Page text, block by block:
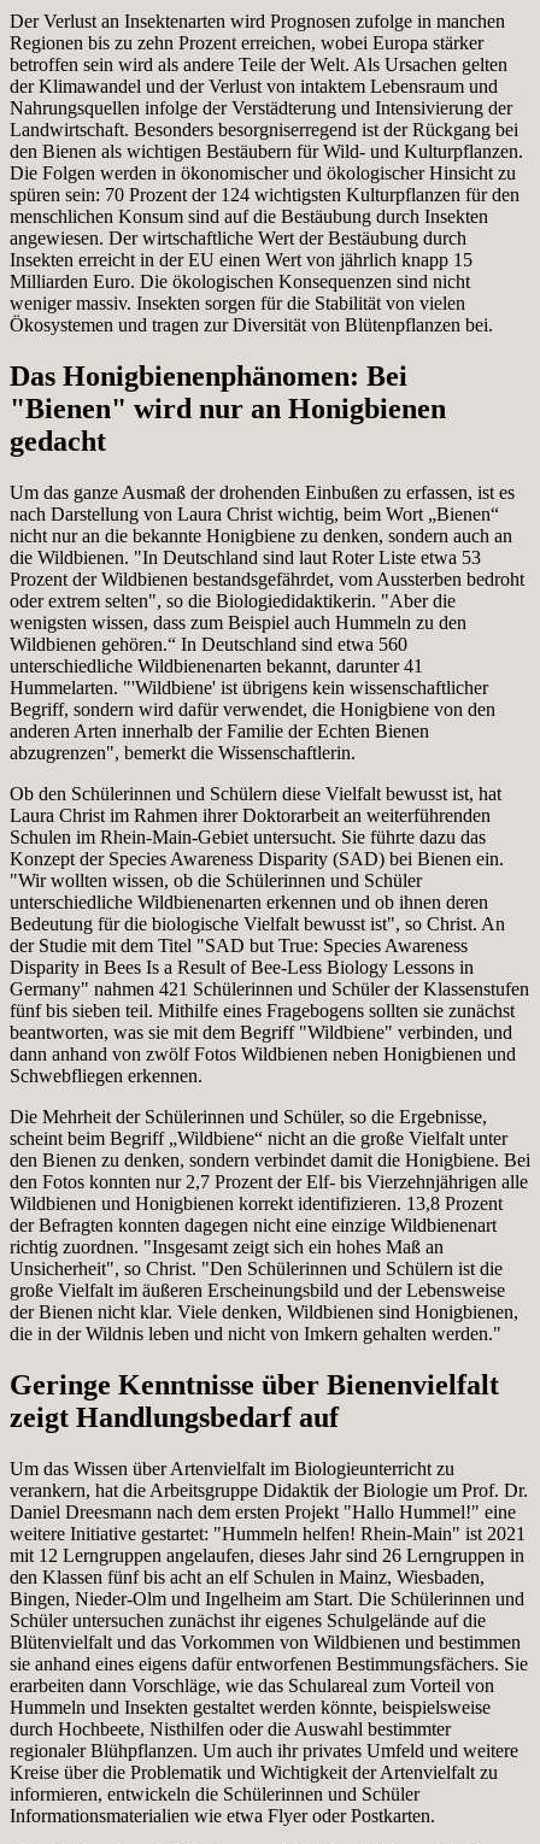
Der Verlust an Insektenarten wird Prognosen zufolge in manchen
Regionen bis zu zehn Prozent erreichen, wobei Europa stärker
betroffen sein wird als andere Teile der Welt. Als Ursachen gelten
der Klimawandel und der Verlust von intaktem Lebensraum und
Nahrungsquellen infolge der Verstädterung und Intensivierung der
Landwirtschaft. Besonders besorgniserregend ist der Rückgang bei
den Bienen als wichtigen Bestäubern für Wild- und Kulturpflanzen.
Die Folgen werden in ökonomischer und ökologischer Hinsicht zu
spüren sein: 70 Prozent der 124 wichtigsten Kulturpflanzen für den
menschlichen Konsum sind auf die Bestäubung durch Insekten
angewiesen. Der wirtschaftliche Wert der Bestäubung durch
Insekten erreicht in der EU einen Wert von jährlich knapp 15
Milliarden Euro. Die ökologischen Konsequenzen sind nicht
weniger massiv. Insekten sorgen für die Stabilität von vielen
Ökosystemen und tragen zur Diversität von Blütenpflanzen bei.
Das Honigbienenphänomen: Bei
"Bienen" wird nur an Honigbienen
gedacht
Um das ganze Ausmaß der drohenden Einbußen zu erfassen, ist es
nach Darstellung von Laura Christ wichtig, beim Wort „Bienen“
nicht nur an die bekannte Honigbiene zu denken, sondern auch an
die Wildbienen. "In Deutschland sind laut Roter Liste etwa 53
Prozent der Wildbienen bestandsgefährdet, vom Aussterben bedroht
oder extrem selten", so die Biologiedidaktikerin. "Aber die
wenigsten wissen, dass zum Beispiel auch Hummeln zu den
Wildbienen gehören.“ In Deutschland sind etwa 560
unterschiedliche Wildbienenarten bekannt, darunter 41
Hummelarten. "'Wildbiene' ist übrigens kein wissenschaftlicher
Begriff, sondern wird dafür verwendet, die Honigbiene von den
anderen Arten innerhalb der Familie der Echten Bienen
abzugrenzen", bemerkt die Wissenschaftlerin.
Ob den Schülerinnen und Schülern diese Vielfalt bewusst ist, hat
Laura Christ im Rahmen ihrer Doktorarbeit an weiterführenden
Schulen im Rhein-Main-Gebiet untersucht. Sie führte dazu das
Konzept der Species Awareness Disparity (SAD) bei Bienen ein.
"Wir wollten wissen, ob die Schülerinnen und Schüler
unterschiedliche Wildbienenarten erkennen und ob ihnen deren
Bedeutung für die biologische Vielfalt bewusst ist", so Christ. An
der Studie mit dem Titel "SAD but True: Species Awareness
Disparity in Bees Is a Result of Bee-Less Biology Lessons in
Germany" nahmen 421 Schülerinnen und Schüler der Klassenstufen
fünf bis sieben teil. Mithilfe eines Fragebogens sollten sie zunächst
beantworten, was sie mit dem Begriff "Wildbiene" verbinden, und
dann anhand von zwölf Fotos Wildbienen neben Honigbienen und
Schwebfliegen erkennen.
Die Mehrheit der Schülerinnen und Schüler, so die Ergebnisse,
scheint beim Begriff „Wildbiene“ nicht an die große Vielfalt unter
den Bienen zu denken, sondern verbindet damit die Honigbiene. Bei
den Fotos konnten nur 2,7 Prozent der Elf- bis Vierzehnjährigen alle
Wildbienen und Honigbienen korrekt identifizieren. 13,8 Prozent
der Befragten konnten dagegen nicht eine einzige Wildbienenart
richtig zuordnen. "Insgesamt zeigt sich ein hohes Maß an
Unsicherheit", so Christ. "Den Schülerinnen und Schülern ist die
große Vielfalt im äußeren Erscheinungsbild und der Lebensweise
der Bienen nicht klar. Viele denken, Wildbienen sind Honigbienen,
die in der Wildnis leben und nicht von Imkern gehalten werden."
Geringe Kenntnisse über Bienenvielfalt
zeigt Handlungsbedarf auf
Um das Wissen über Artenvielfalt im Biologieunterricht zu
verankern, hat die Arbeitsgruppe Didaktik der Biologie um Prof. Dr.
Daniel Dreesmann nach dem ersten Projekt "Hallo Hummel!" eine
weitere Initiative gestartet: "Hummeln helfen! Rhein-Main" ist 2021
mit 12 Lerngruppen angelaufen, dieses Jahr sind 26 Lerngruppen in
den Klassen fünf bis acht an elf Schulen in Mainz, Wiesbaden,
Bingen, Nieder-Olm und Ingelheim am Start. Die Schülerinnen und
Schüler untersuchen zunächst ihr eigenes Schulgelände auf die
Blütenvielfalt und das Vorkommen von Wildbienen und bestimmen
sie anhand eines eigens dafür entworfenen Bestimmungsfächers. Sie
erarbeiten dann Vorschläge, wie das Schulareal zum Vorteil von
Hummeln und Insekten gestaltet werden könnte, beispielsweise
durch Hochbeete, Nisthilfen oder die Auswahl bestimmter
regionaler Blühpflanzen. Um auch ihr privates Umfeld und weitere
Kreise über die Problematik und Wichtigkeit der Artenvielfalt zu
informieren, entwickeln die Schülerinnen und Schüler
Informationsmaterialien wie etwa Flyer oder Postkarten.